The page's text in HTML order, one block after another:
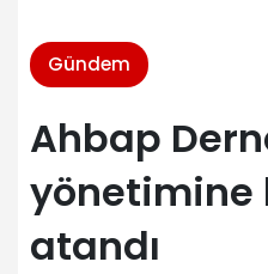
Gündem
Ahbap
yönetimine
atandı